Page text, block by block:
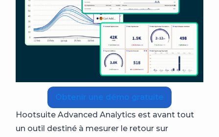
Obtenir une démo gratuite
Hootsuite Advanced Analytics est avant tout
un outil destiné à mesurer le retour sur